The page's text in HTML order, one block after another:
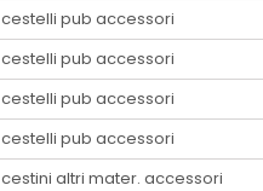
cestelli pub accessori
cestelli pub accessori
cestelli pub accessori
cestelli pub accessori
cestini altri mater. accessori